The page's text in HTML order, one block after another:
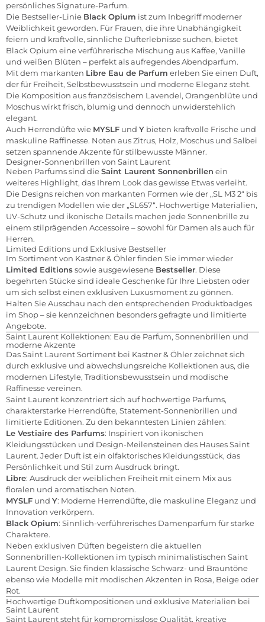
persönliches Signature-Parfum.
Die Bestseller-Linie Black Opium ist zum Inbegriff moderner
Weiblichkeit geworden. Für Frauen, die ihre Unabhängigkeit
feiern und kraftvolle, sinnliche Dufterlebnisse suchen, bietet
Black Opium eine verführerische Mischung aus Kaffee, Vanille
und weißen Blüten – perfekt als aufregendes Abendparfum.
Mit dem markanten Libre Eau de Parfum erleben Sie einen Duft,
der für Freiheit, Selbstbewusstsein und moderne Eleganz steht.
Die Komposition aus französischem Lavendel, Orangenblüte und
Moschus wirkt frisch, blumig und dennoch unwiderstehlich
elegant.
Auch Herrendüfte wie MYSLF und Y bieten kraftvolle Frische und
maskuline Raffinesse. Noten aus Zitrus, Holz, Moschus und Salbei
setzen spannende Akzente für stilbewusste Männer.
Designer-Sonnenbrillen von Saint Laurent
Neben Parfums sind dieSaint Laurent Sonnenbrillen ein
weiteres Highlight, das Ihrem Look das gewisse Etwas verleiht.
Die Designs reichen von markanten Formen wie der „SL M3 2“ bis
zu trendigen Modellen wie der „SL657“. Hochwertige Materialien,
UV-Schutz und ikonische Details machen jede Sonnenbrille zu
einem stilprägenden Accessoire – sowohl für Damen als auch für
Herren.
Limited Editions und Exklusive Bestseller
Im Sortiment von Kastner & Öhler finden Sie immer wieder
Limited Editionssowie ausgewiesene Bestseller. Diese
begehrten Stücke sind ideale Geschenke für Ihre Liebsten oder
um sich selbst einen exklusiven Luxusmoment zu gönnen.
Halten Sie Ausschau nach den entsprechenden Produktbadges
im Shop – sie kennzeichnen besonders gefragte und limitierte
Angebote.
Saint Laurent Kollektionen: Eau de Parfum, Sonnenbrillen und
moderne Akzente
Das Saint Laurent Sortiment bei Kastner & Öhler zeichnet sich
durch exklusive und abwechslungsreiche Kollektionen aus, die
modernen Lifestyle, Traditionsbewusstsein und modische
Raffinesse vereinen.
Saint Laurent konzentriert sich auf hochwertige Parfums,
charakterstarke Herrendüfte, Statement-Sonnenbrillen und
limitierte Editionen. Zu den bekanntesten Linien zählen:
Le Vestiaire des Parfums: Inspiriert von ikonischen
Kleidungsstücken und Design-Meilensteinen des Hauses Saint
Laurent. Jeder Duft ist ein olfaktorisches Kleidungsstück, das
Persönlichkeit und Stil zum Ausdruck bringt.
Libre: Ausdruck der weiblichen Freiheit mit einem Mix aus
floralen und aromatischen Noten.
MYSLF und Y: Moderne Herrendüfte, die maskuline Eleganz und
Innovation verkörpern.
Black Opium: Sinnlich-verführerisches Damenparfum für starke
Charaktere.
Neben exklusiven Düften begeistern die aktuellen
Sonnenbrillen-Kollektionen im typisch minimalistischen Saint
Laurent Design. Sie finden klassische Schwarz- und Brauntöne
ebenso wie Modelle mit modischen Akzenten in Rosa, Beige oder
Rot.
Hochwertige Duftkompositionen und exklusive Materialien bei
Saint Laurent
Saint Laurent steht für kompromisslose Qualität, kreative